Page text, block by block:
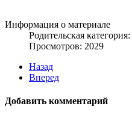
Информация о материале
Родительская категория:
Просмотров: 2029
Назад
Вперед
Добавить комментарий